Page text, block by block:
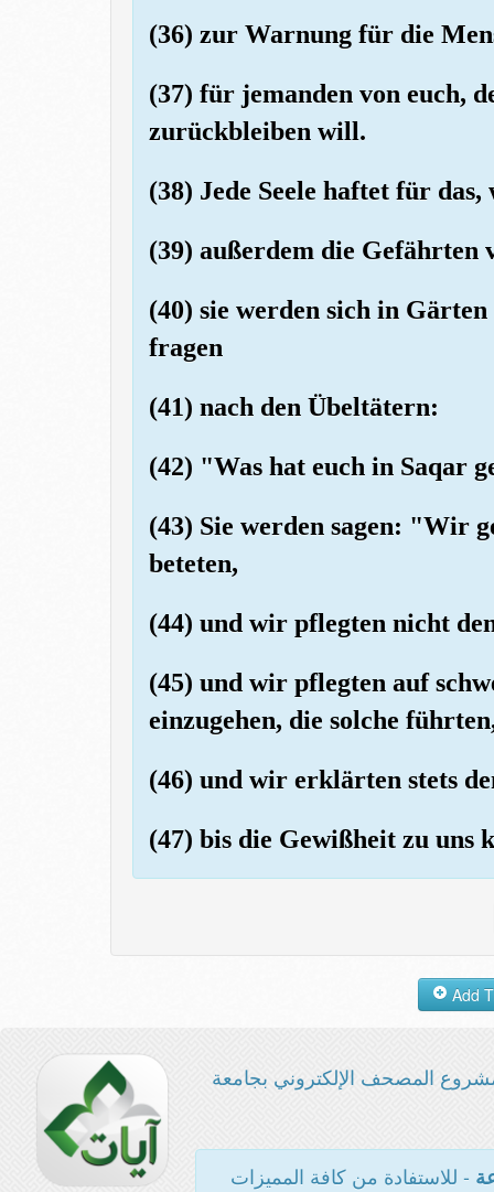
(36) zur Warnung für die
(37) für jemanden von euch,
zurückbleiben will.
(38) Jede Seele haftet für
(39) außerdem die Gefährten
(40) sie werden sich in
fragen
(41) nach den Übeltätern:
(42) "Was hat euch in Saqar
(43) Sie werden sagen: "Wir
beteten,
(44) und wir pflegten nicht
(45) und wir pflegten auf
einzugehen, die solche
(46) und wir erklärten stets
(47) bis die Gewißheit zu uns
المصحف الإلكتروني بجامعة
- للاستفادة من كافة المميزات